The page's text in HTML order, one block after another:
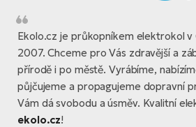
Ekolo.cz je průkopníkem elektrokol v
2007. Chceme pro Vás zdravější a
přírodě i po městě. Vyrábíme,
půjčujeme a propagujeme dopravní
Vám dá svobodu a úsměv. Kvalitní
ekolo.cz!